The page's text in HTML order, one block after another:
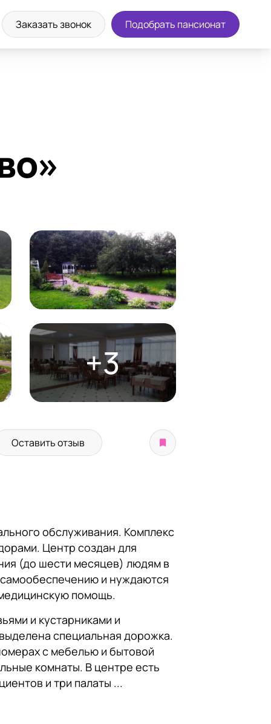
Заказать звонок Подобрать пансионат
экскурсию 8 (800) 302-36-83
+3
Оставить отзыв
обслуживания. Комплекс
Центр создан для
(до шести месяцев) людям в
самообеспечению и нуждаются
помощь.
и кустарниками и
специальная дорожка.
с мебелью и бытовой
комнаты. В центре есть
и три палаты ...